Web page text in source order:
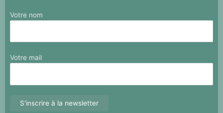
Votre nom
Votre mail